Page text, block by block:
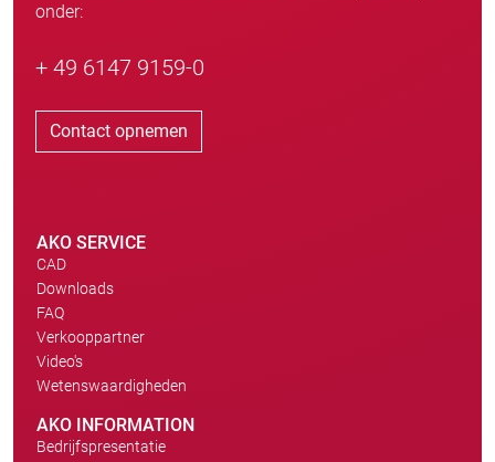
onder:
+ 49 6147 9159-0
Contact opnemen
AKO SERVICE
CAD
Downloads
FAQ
Verkooppartner
Video's
Wetenswaardigheden
AKO INFORMATION
Bedrijfspresentatie